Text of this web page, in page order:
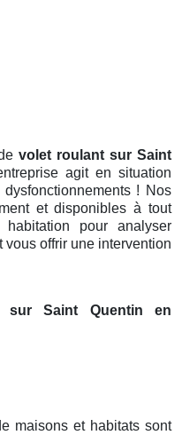
volet roulant sur Saint
agit en situation
! Nos
et disponibles à tout
pour analyser
vous offrir une intervention
sur Saint Quentin en
maisons et habitats sont